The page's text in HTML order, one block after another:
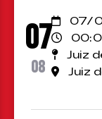
07
08
07/
Juiz
Juiz